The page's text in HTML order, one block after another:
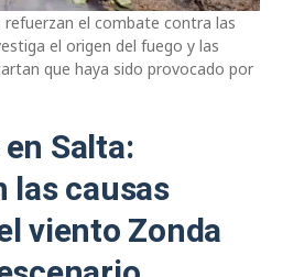
el combate contra las
el origen del fuego y las
que haya sido provocado por
Salta:
las causas
viento Zonda